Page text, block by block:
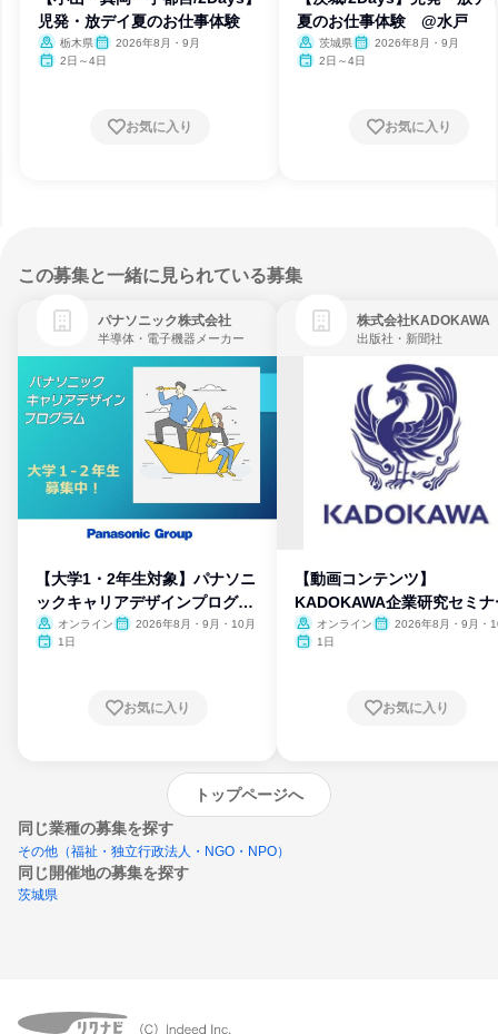
児発・放デイ夏のお仕事体験
栃木県
2026年8月・9月
2日～4日
お気に入り
夏のお仕事体験 @水戸
茨城県
2026年8月・9月
2日～4日
お気に入り
この募集と一緒に見られている募集
パナソニック株式会社
半導体・電子機器メーカー
【大学1・2年生対象】パナソニ
ックキャリアデザインプログラ
ム
オンライン
2026年8月・9月・10月
1日
お気に入り
株式会社KADOKAWA
出版社・新聞社
【動画コンテンツ】
KADOKAWA企業研究セミナ
オンライン
2026年8月・9月・
1日
お気に入り
トップページへ
同じ業種の募集を探す
その他（福祉・独立行政法人・NGO・NPO）
同じ開催地の募集を探す
茨城県